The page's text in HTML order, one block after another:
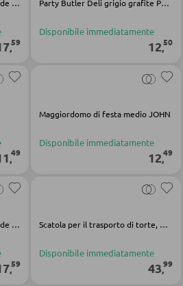
SOGGIORNO
a LED
luce a LED
a LED
DA ESTERNO
Maggiordomo delle feste grande JOHN
,59
Party Butler Deli grigio grafite PP plastica
Disponibile immediatamente
12,50
,49
Maggiordomo di festa medio JOHN
Disponibile immediatamente
12,49
Maggiordomo delle feste grande JOHN
,59
Scatola per il trasporto di torte, Bake & Go grigio PP extra alto
Disponibile immediatamente
43,99